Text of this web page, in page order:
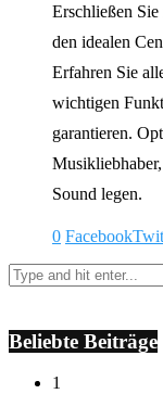
Erschließen Sie
den idealen
Erfahren Sie
wichtigen
garantieren.
Sound legen.
0 Facebook
Beliebte Beiträge
1